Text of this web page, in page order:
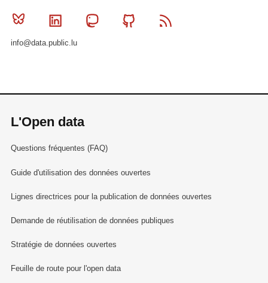
Bluesky Linkedin MastodonGithub
info@data.public.lu
L'Open data
Questions fréquentes (FAQ)
Guide d'utilisation des données ouvertes
Lignes directrices pour la publication de données ouvertes
Demande de réutilisation de données publiques
Stratégie de données ouvertes
Feuille de route pour l'open data